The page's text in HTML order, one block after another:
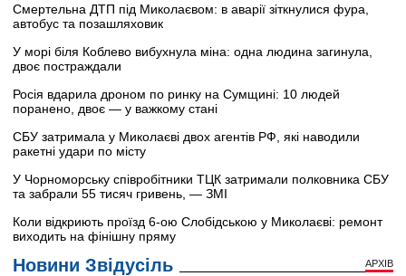
Смертельна ДТП під Миколаєвом: в аварії зіткнулися фура,
автобус та позашляховик
У морі біля Коблево вибухнула міна: одна людина загинула,
двоє постраждали
Росія вдарила дроном по ринку на Сумщині: 10 людей
поранено, двоє — у важкому стані
СБУ затримала у Миколаєві двох агентів РФ, які наводили
ракетні удари по місту
У Чорноморську співробітники ТЦК затримали полковника СБУ
та забрали 55 тисяч гривень, — ЗМІ
Коли відкриють проїзд 6-ою Слобідською у Миколаєві: ремонт
виходить на фінішну пряму
Новини Звідусіль АРХІВ